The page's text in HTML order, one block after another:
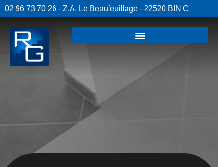
02 96 73 70 26 - Z.A. Le Beaufeuillage - 22520 BINIC